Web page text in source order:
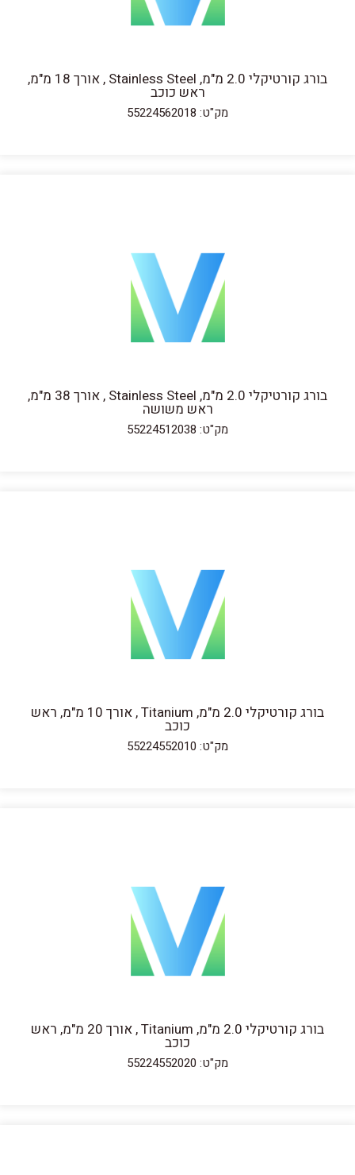
בורג קורטיקלי 2.0 מ"מ, Stainless Steel , אורך 18 מ"מ,
ראש כוכב
מק"ט: 55224562018
בורג קורטיקלי 2.0 מ"מ, Stainless Steel , אורך 38 מ"מ,
ראש משושה
מק"ט: 55224512038
בורג קורטיקלי 2.0 מ"מ, Titanium , אורך 10 מ"מ, ראש
כוכב
מק"ט: 55224552010
בורג קורטיקלי 2.0 מ"מ, Titanium , אורך 20 מ"מ, ראש
כוכב
מק"ט: 55224552020